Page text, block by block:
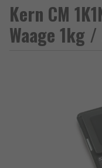
Kern CM
Waage 1kg